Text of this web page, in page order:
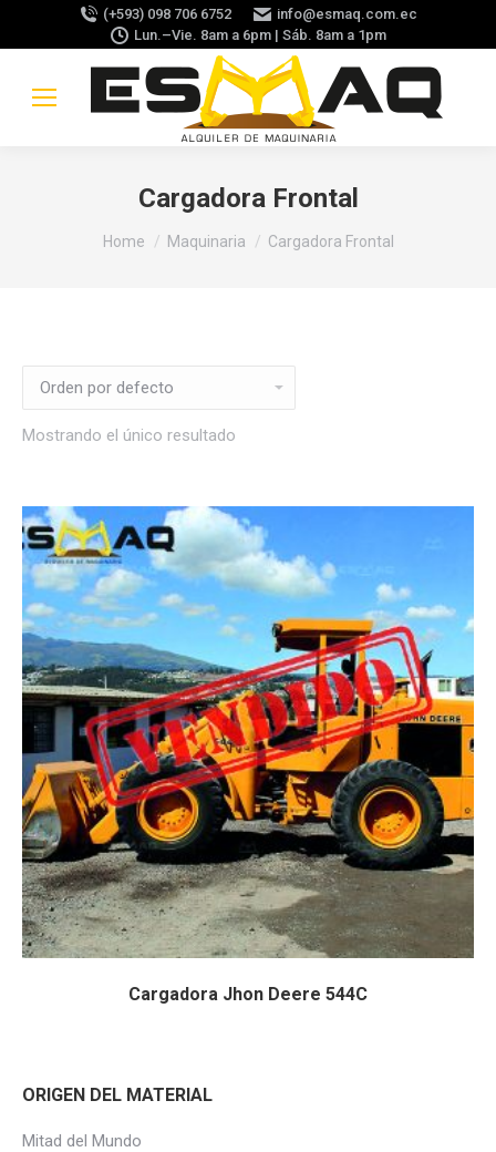
(+593) 098 706 6752
info@esmaq.com.ec
Lun.–Vie. 8am a 6pm | Sáb. 8am a 1pm
Cargadora Frontal
You are here:
Home Maquinaria Cargadora Frontal
Mostrando el único resultado
Cargadora Jhon Deere 544C
ORIGEN DEL MATERIAL
Mitad del Mundo